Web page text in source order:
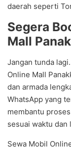
daerah seperti
Segera
Mall
Jangan tunda
Online Mall
dan armada
WhatsApp yang
membantu
sesuai waktu dan
Sewa Mobil